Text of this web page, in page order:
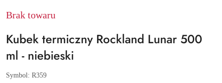
Brak towaru
Kubek termiczny Rockland Lunar 500
ml - niebieski
Symbol: R359